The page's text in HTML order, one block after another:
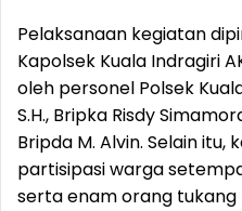
Pelaksanaan kegiatan
Kapolsek Kuala Indragiri
oleh personel Polsek
S.H., Bripka Risdy
Bripda M. Alvin. Selain
partisipasi warga
serta enam orang tukang